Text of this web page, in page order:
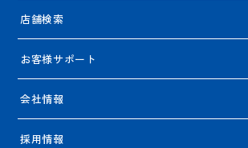
店舗検索
お客様サポート
会社情報
採用情報